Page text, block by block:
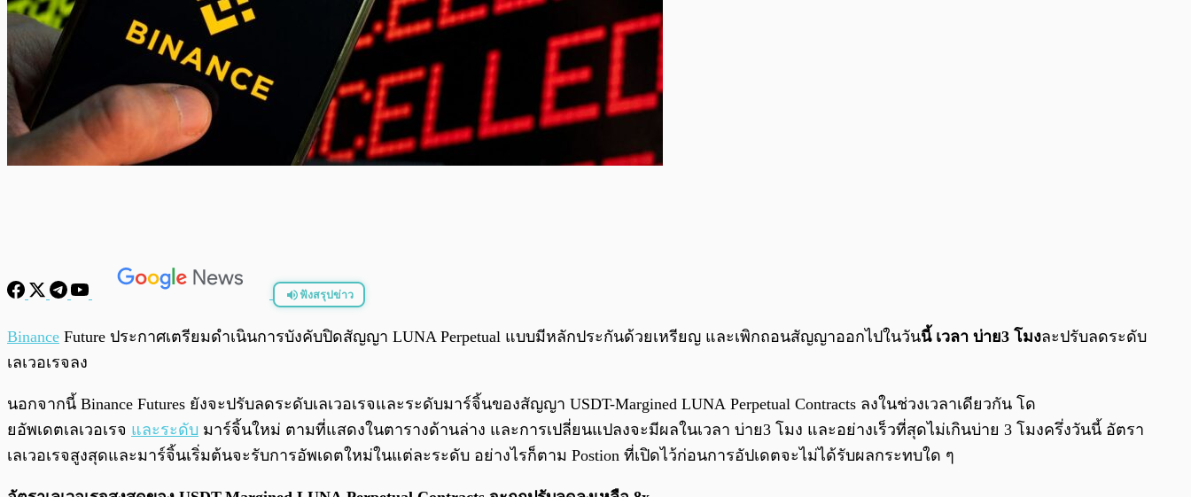
ฟังสรุปข่าว
พร้อมเล่น 0:00
Binance Future ประกาศเตรียมดำเนินการบังคับปิดสัญญา LUNA Perpetual แบบมีหลักประกันด้วยเหรียญ และเพิกถอนสัญญาออกไปในวันนี้ เวลา บ่าย3 โมงละปรับลดระดับ
เลเวอเรจลง
นอกจากนี้ Binance Futures ยังจะปรับลดระดับเลเวอเรจและระดับมาร์จิ้นของสัญญา USDT-Margined LUNA Perpetual Contracts ลงในช่วงเวลาเดียวกัน โด
ยอัพเดตเลเวอเรจ และระดับ มาร์จิ้นใหม่ ตามที่แสดงในตารางด้านล่าง และการเปลี่ยนแปลงจะมีผลในเวลา บ่าย3 โมง และอย่างเร็วที่สุดไม่เกินบ่าย 3 โมงครึ่งวันนี้ อัตรา
เลเวอเรจสูงสุดและมาร์จิ้นเริ่มต้นจะรับการอัพเดตใหม่ในแต่ละระดับ อย่างไรก็ตาม Postion ที่เปิดไว้ก่อนการอัปเดตจะไม่ได้รับผลกระทบใด ๆ